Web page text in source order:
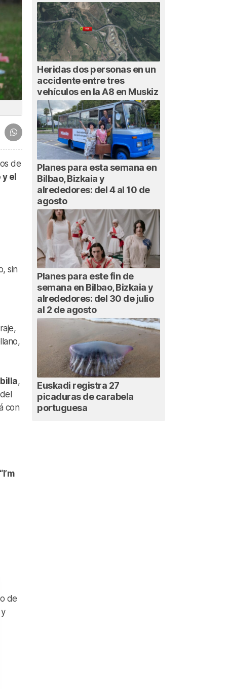
de
el
sin
,
con
“I’m
de
Heridas dos personas en un
accidente entre tres
vehículos en la A8 en Muskiz
Planes para esta semana en
Bilbao, Bizkaia y
alrededores: del 4 al 10 de
agosto
Planes para este fin de
semana en Bilbao, Bizkaia y
alrededores: del 30 de julio
al 2 de agosto
Euskadi registra 27
picaduras de carabela
portuguesa